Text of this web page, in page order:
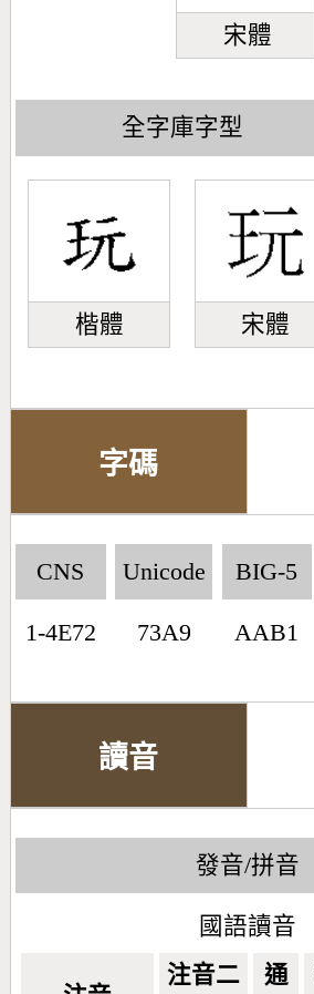
宋體
全字庫字型
楷體 宋體
字碼
CNS
1-4E72
Unicode
73A9
BIG-5
AAB1
讀音
發音/拼音
國語讀音
注音二 通